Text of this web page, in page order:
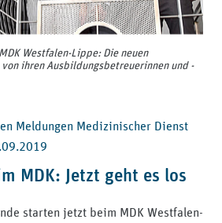
Westfalen-Lippe: Die neuen
ihren Ausbildungsbetreuerinnen und -
Meldungen Medizinischer Dienst
MDK: Jetzt geht es los
starten jetzt beim MDK Westfalen-